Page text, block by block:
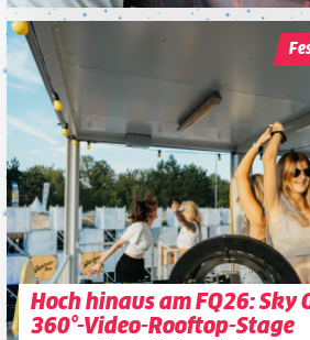
Hoch hinaus am FQ26: Sky
360°-Video-Rooftop-Stage